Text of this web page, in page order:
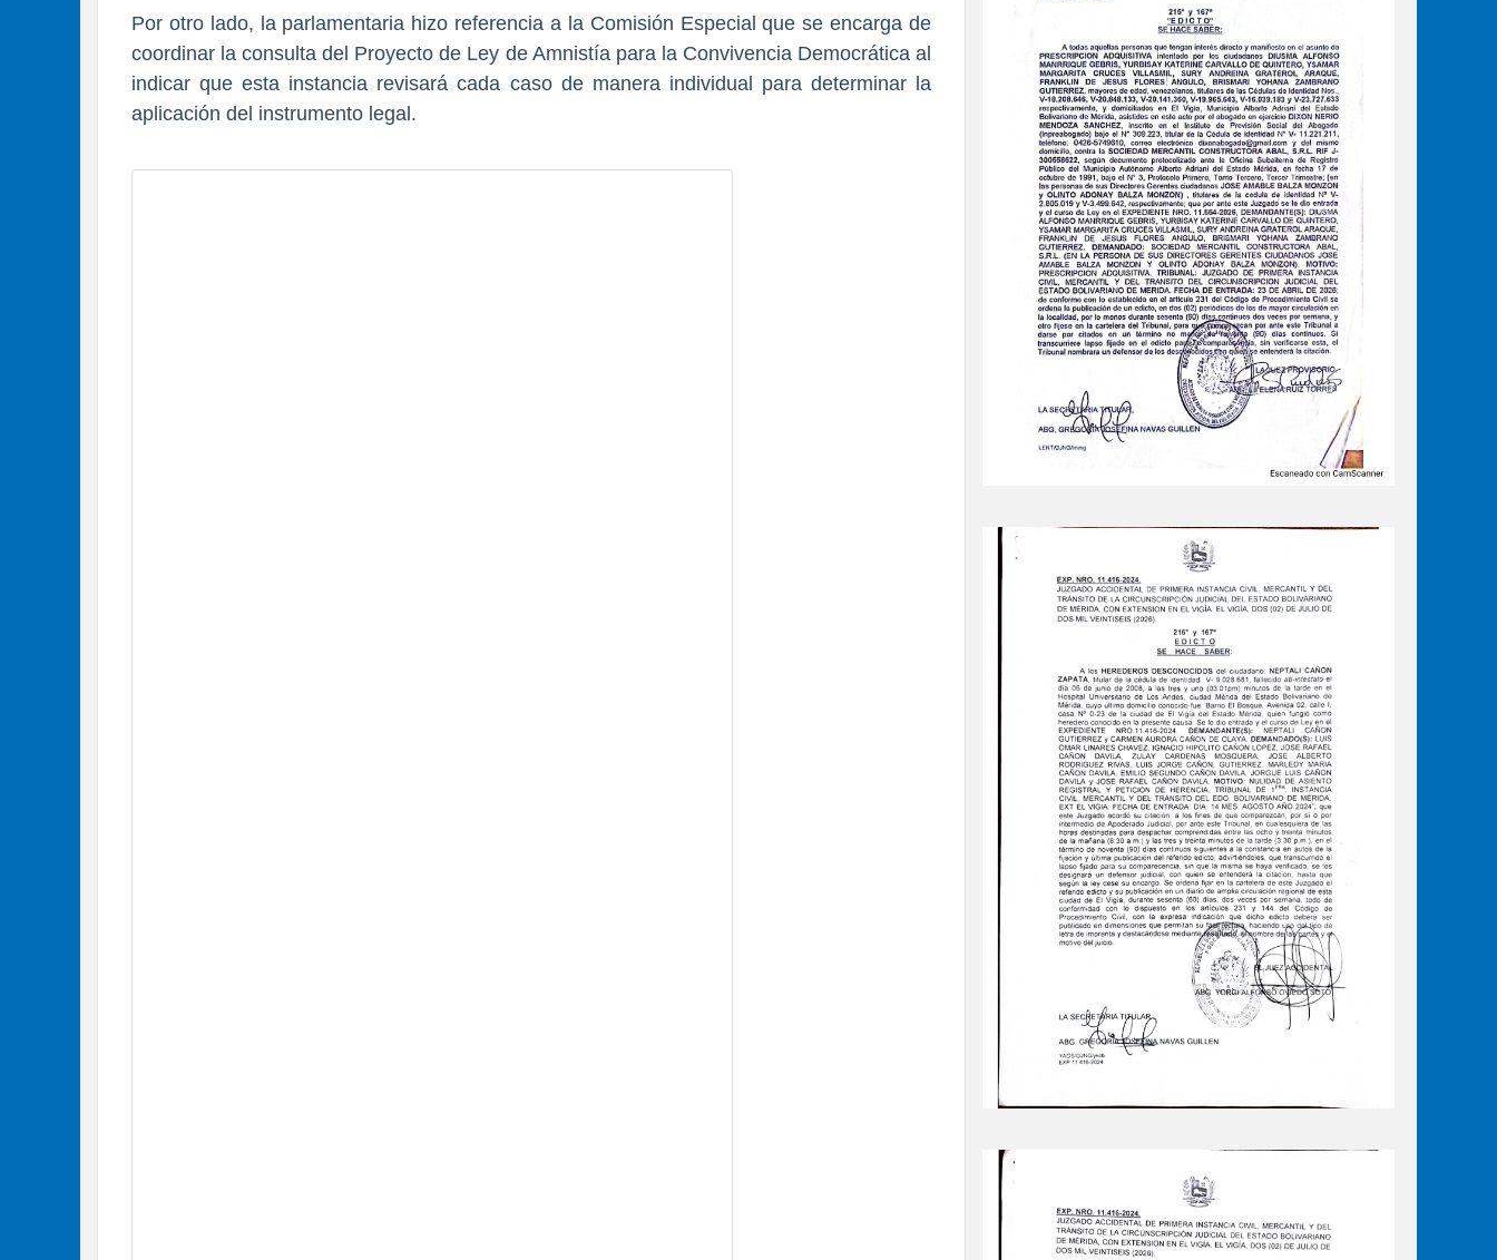
Por otro lado, la parlamentaria hizo referencia a la Comisión Especial que se encarga de
coordinar la consulta del Proyecto de Ley de Amnistía para la Convivencia Democrática al
indicar que esta instancia revisará cada caso de manera individual para determinar la
aplicación del instrumento legal.